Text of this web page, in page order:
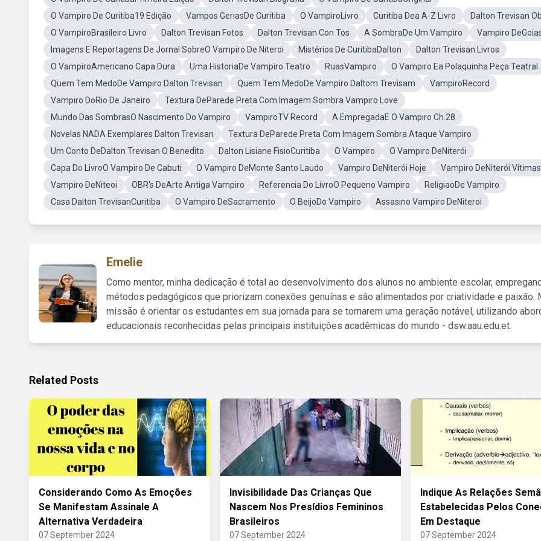
O Vampiro De Curitiba19 Edição
Vampos GeriasDe Curitiba O VampiroLivro Curitiba Dea A-Z Livro
Dalton Trevisan
O VampiroBrasileiro Livro
Dalton Trevisan Fotos Dalton Trevisan Con Tos A SombraDe Um Vampiro
Vampiro
Imagens E Reportagens De Jornal SobreO Vampiro De Niteroi
Mistérios De CuritibaDalton
Dalton Trevisan Livros
O VampiroAmericano Capa Dura
Uma HistoriaDe Vampiro Teatro RuasVampiro
O Vampiro Ea Polaquinha Peça Teatral
Quem Tem MedoDe Vampiro Dalton Trevisan
Quem Tem MedoDe Vampiro Daltom Trevisam
VampiroRecord
Vampiro DoRio De Janeiro
Textura DeParede Preta Com Imagem Sombra Vampiro Love
Mundo Das SombrasO Nascimento Do Vampiro
VampiroTV Record
A EmpregadaE O Vampiro Ch.28
Novelas NADA Exemplares Dalton Trevisan
Textura DeParede Preta Com Imagem Sombra Ataque Vampiro
Um Conto DeDalton Trevisan O Benedito
Dalton Lisiane FisioCuritiba O Vampiro
O Vampiro DeNiterói
Capa Do LivroO Vampiro De Cabuti
O Vampiro DeMonte Santo Laudo Vampiro DeNiterói Hoje
Vampiro DeNiterói Vítimas
Vampiro DeNiteoi
OBR's DeArte Antiga Vampiro Referencia Do LivroO Pequeno Vampiro
ReligiaoDe Vampiro
Casa Dalton TrevisanCuritiba
O Vampiro DeSacramento O BeijoDo Vampiro Assasino Vampiro DeNiteroi
Emelie
Como mentor, minha dedicação é total ao desenvolvimento dos alunos no ambiente escolar,
métodos pedagógicos que priorizam conexões genuínas e são alimentados por criatividade e paixão.
missão é orientar os estudantes em sua jornada para se tornarem uma geração notável, utilizando
educacionais reconhecidas pelas principais instituições acadêmicas do mundo - dsw.aau.edu.et.
Related Posts
Considerando Como As Emoções
Se Manifestam Assinale A
Alternativa Verdadeira
07 September 2024
Invisibilidade Das Crianças Que
Nascem Nos Presídios Femininos
Brasileiros
07 September 2024
Indique As Relações
Estabelecidas Pelos
Em Destaque
07 September 2024